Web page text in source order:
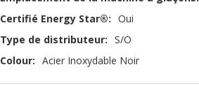
Certifié Energy Star®: Oui
Type de distributeur: S/O
Colour: Acier Inoxydable Noir